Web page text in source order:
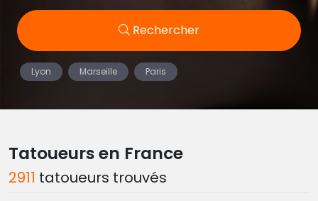
Rechercher
Lyon Marseille Paris
Tatoueurs en France
2911 tatoueurs trouvés